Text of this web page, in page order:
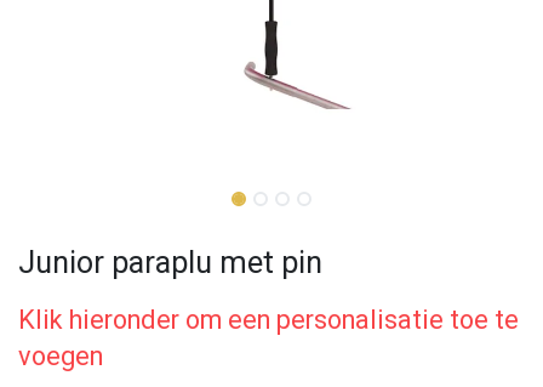
Junior paraplu met pin
Klik hieronder om een personalisatie toe te
voegen